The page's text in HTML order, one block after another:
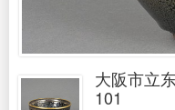
大阪市立
101